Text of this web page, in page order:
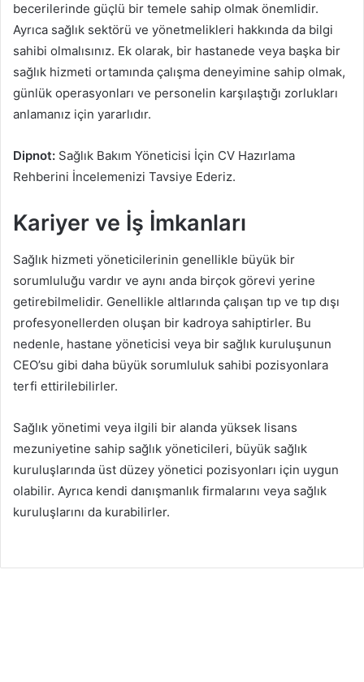
becerilerinde güçlü bir temele sahip olmak önemlidir.
Ayrıca sağlık sektörü ve yönetmelikleri hakkında da bilgi
sahibi olmalısınız. Ek olarak, bir hastanede veya başka bir
sağlık hizmeti ortamında çalışma deneyimine sahip olmak,
günlük operasyonları ve personelin karşılaştığı zorlukları
anlamanız için yararlıdır.
Dipnot: Sağlık Bakım Yöneticisi İçin CV Hazırlama
Rehberini İncelemenizi Tavsiye Ederiz.
Kariyer ve İş İmkanları
Sağlık hizmeti yöneticilerinin genellikle büyük bir
sorumluluğu vardır ve aynı anda birçok görevi yerine
getirebilmelidir. Genellikle altlarında çalışan tıp ve tıp dışı
profesyonellerden oluşan bir kadroya sahiptirler. Bu
nedenle, hastane yöneticisi veya bir sağlık kuruluşunun
CEO’su gibi daha büyük sorumluluk sahibi pozisyonlara
terfi ettirilebilirler.
Sağlık yönetimi veya ilgili bir alanda yüksek lisans
mezuniyetine sahip sağlık yöneticileri, büyük sağlık
kuruluşlarında üst düzey yönetici pozisyonları için uygun
olabilir. Ayrıca kendi danışmanlık firmalarını veya sağlık
kuruluşlarını da kurabilirler.